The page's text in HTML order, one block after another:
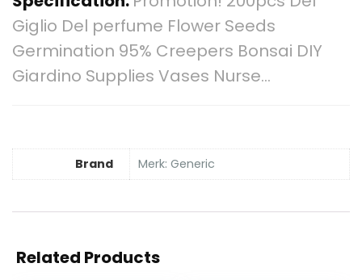
Giglio Del perfume Flower Seeds
Germination 95% Creepers Bonsai DIY
Giardino Supplies Vases Nurse…
Brand Merk: Generic
Related Products